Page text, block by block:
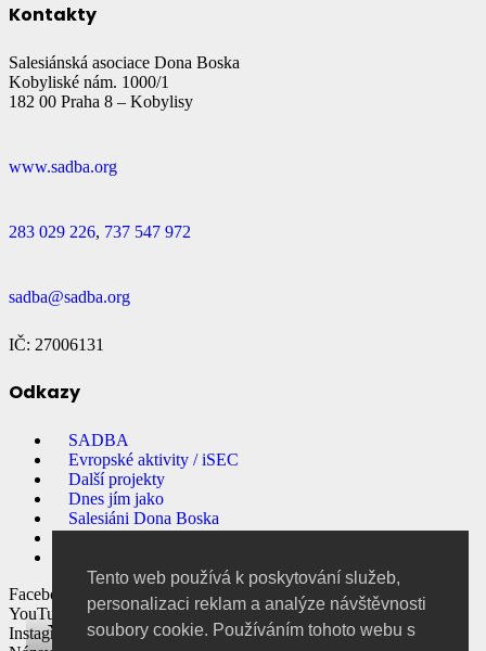
Tento web používá k poskytování služeb,
personalizaci reklam a analýze návštěvnosti
soubory cookie. Používáním tohoto webu s
V Keni začaly prázdniny
Kontakty
Salesiánská asociace Dona Boska
Kobyliské nám. 1000/1
182 00 Praha 8 – Kobylisy
www.sadba.org
283 029 226, 737 547 972
sadba@sadba.org
IČ: 27006131
Odkazy
SADBA
Evropské aktivity / iSEC
Další projekty
Dnes jím jako
Salesiáni Dona Boska
Facebook
YouTube
Instagram